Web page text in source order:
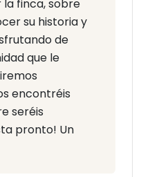
finca, sobre
su historia y
de
que le
encontréis
seréis
pronto! Un